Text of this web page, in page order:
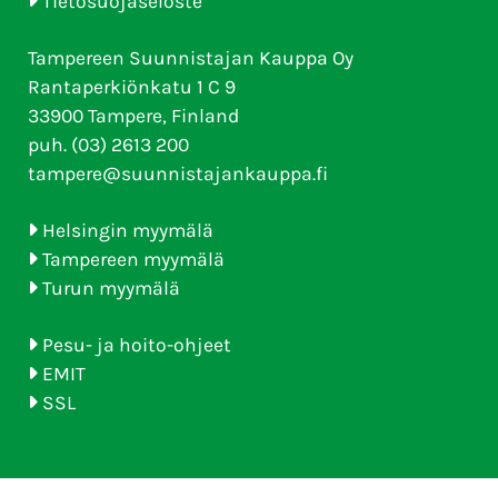
Tampereen Suunnistajan Kauppa Oy
Rantaperkiönkatu 1 C 9
33900 Tampere, Finland
puh. (03) 2613 200
tampere@suunnistajankauppa.fi
Helsingin myymälä
Tampereen myymälä
Turun myymälä
Pesu- ja hoito-ohjeet
EMIT
SSL